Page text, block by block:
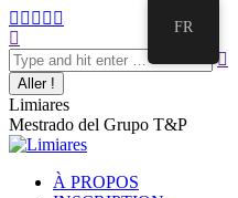
Aller
au
contenu
La
Facebook
s'ouvre
dans
une
nouvelle
fenêtre
La
Twitter
s'ouvre
dans
une
nouvelle
fenêtre
La
E-
mail
s'ouvre
dans
une
nouvelle
fenêtre
La
Instagram
s'ouvre
dans
une
nouvelle
fenêtre
LinkedIn
s'ouvre
dans
une
nouvelle
fenêtre
Recherche
Limiares
Mestrado del Grupo T&P
À PROPOS
FR